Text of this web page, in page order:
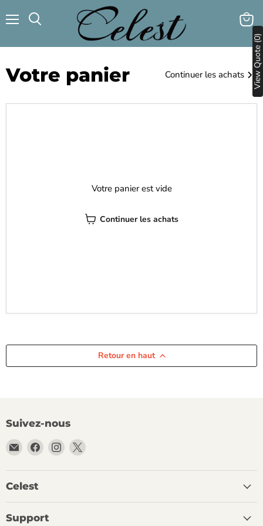
Voir
panier
Votre panier Continuer les achats
Votre panier est vide
Continuer les achats
Retour en haut
Suivez-nous
Email
Celest
Audio
Trouvez-
nous
sur
Trouvez-
nous
sur
Trouvez-
sur
Celest
Support
View Quote (0)